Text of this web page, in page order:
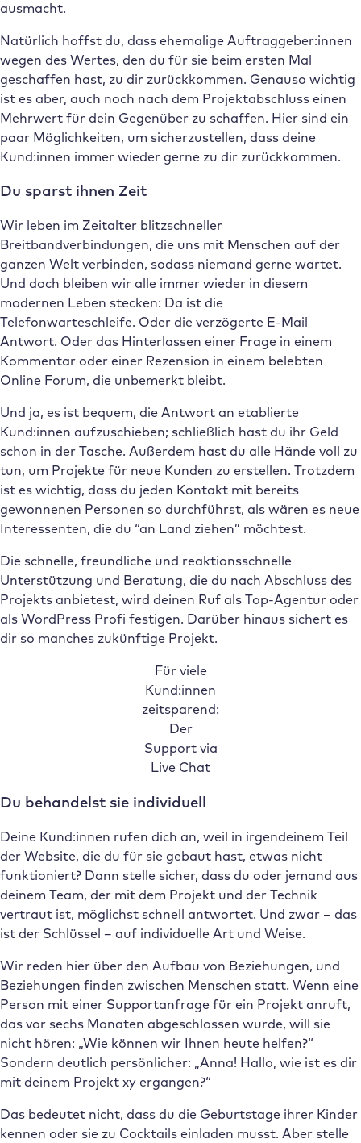
ausmacht.
Natürlich hoffst du, dass ehemalige Auftraggeber:innen
wegen des Wertes, den du für sie beim ersten Mal
geschaffen hast, zu dir zurückkommen. Genauso wichtig
ist es aber, auch noch nach dem Projektabschluss einen
Mehrwert für dein Gegenüber zu schaffen. Hier sind ein
paar Möglichkeiten, um sicherzustellen, dass deine
Kund:innen immer wieder gerne zu dir zurückkommen.
Du sparst ihnen Zeit
Wir leben im Zeitalter blitzschneller
Breitbandverbindungen, die uns mit Menschen auf der
ganzen Welt verbinden, sodass niemand gerne wartet.
Und doch bleiben wir alle immer wieder in diesem
modernen Leben stecken: Da ist die
Telefonwarteschleife. Oder die verzögerte E-Mail
Antwort. Oder das Hinterlassen einer Frage in einem
Kommentar oder einer Rezension in einem belebten
Online Forum, die unbemerkt bleibt.
Und ja, es ist bequem, die Antwort an etablierte
Kund:innen aufzuschieben; schließlich hast du ihr Geld
schon in der Tasche. Außerdem hast du alle Hände voll zu
tun, um Projekte für neue Kunden zu erstellen. Trotzdem
ist es wichtig, dass du jeden Kontakt mit bereits
gewonnenen Personen so durchführst, als wären es neue
Interessenten, die du “an Land ziehen” möchtest.
Die schnelle, freundliche und reaktionsschnelle
Unterstützung und Beratung, die du nach Abschluss des
Projekts anbietest, wird deinen Ruf als Top-Agentur oder
als WordPress Profi festigen. Darüber hinaus sichert es
dir so manches zukünftige Projekt.
Für viele
Kund:innen
zeitsparend:
Der
Support via
Live Chat
Du behandelst sie individuell
Deine Kund:innen rufen dich an, weil in irgendeinem Teil
der Website, die du für sie gebaut hast, etwas nicht
funktioniert? Dann stelle sicher, dass du oder jemand aus
deinem Team, der mit dem Projekt und der Technik
vertraut ist, möglichst schnell antwortet. Und zwar – das
ist der Schlüssel – auf individuelle Art und Weise.
Wir reden hier über den Aufbau von Beziehungen, und
Beziehungen finden zwischen Menschen statt. Wenn eine
Person mit einer Supportanfrage für ein Projekt anruft,
das vor sechs Monaten abgeschlossen wurde, will sie
nicht hören: „Wie können wir Ihnen heute helfen?“
Sondern deutlich persönlicher: „Anna! Hallo, wie ist es dir
mit deinem Projekt xy ergangen?“
Das bedeutet nicht, dass du die Geburtstage ihrer Kinder
kennen oder sie zu Cocktails einladen musst. Aber stelle